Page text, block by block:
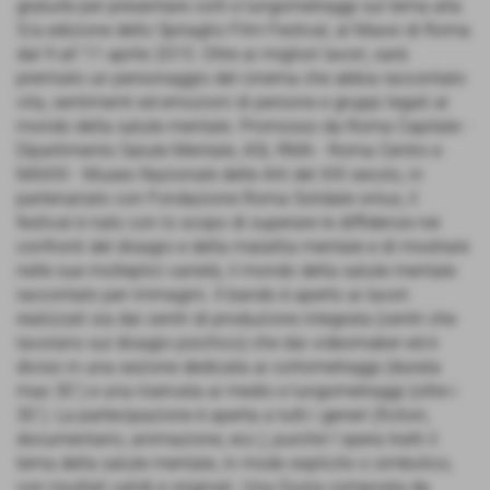
gratuite per presentare corti e lungometraggi sul tema alla
5/a edizione dello Spiraglio Film Festival, al Maxxi di Roma
dal 9 all´11 aprile 2015. Oltre ai migliori lavori, sarà
premiato un personaggio del cinema che abbia raccontato
vita, sentimenti ed emozioni di persone e gruppi legati al
mondo della salute mentale. Promosso da Roma Capitale -
Dipartimento Salute Mentale, ASL RMA - Roma Centro e
MAXXI - Museo Nazionale delle Arti del XXI secolo, in
partenariato con Fondazione Roma Solidale onlus, il
festival è nato con lo scopo di superare le diffidenze nei
confronti del disagio e della malattia mentale e di mostrare
nelle sue molteplici varietà, il mondo della salute mentale
raccontato per immagini. Il bando è aperto ai lavori
realizzati sia dai centri di produzione integrata (centri che
lavorano sul disagio psichico) che dai videomaker ed è
diviso in una sezione dedicata ai cortometraggi (durata
max 30´) e una riservata ai medio e lungometraggi (oltre i
30´). La partecipazione è aperta a tutti i generi (fiction,
documentario, animazione, ecc.), purché l´opera tratti il
tema della salute mentale, in modo esplicito o simbolico,